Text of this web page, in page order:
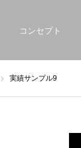
コンセプト
実績サンプル9